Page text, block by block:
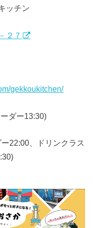
ッチン
２７
gekkoukitchen/
ダー13:30)
22:00、ドリンクラス